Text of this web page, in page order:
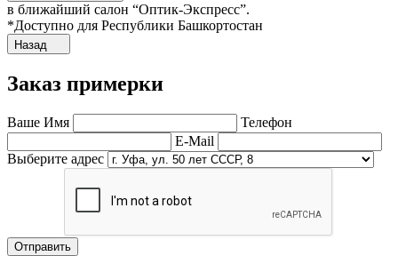
в ближайший салон “Оптик-Экспресс”.
*Доступно для Республики Башкортостан
Назад
Заказ примерки
Ваше Имя
Телефон
E-Mail
Выберите адрес
Отправить